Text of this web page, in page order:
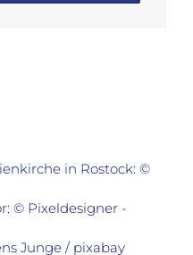
in Rostock: ©
© Pixeldesigner -
Junge / pixabay